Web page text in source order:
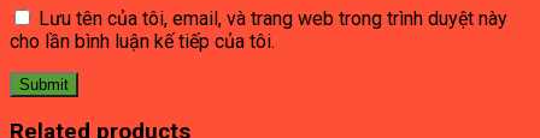
Lưu tên của tôi, email, và trang web trong trình duyệt này
cho lần bình luận kế tiếp của tôi.
Related products